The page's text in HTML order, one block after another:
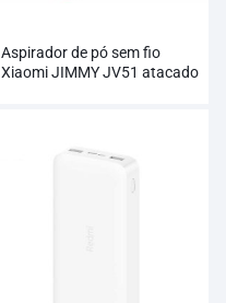
Aspirador de pó sem fio
Xiaomi JIMMY JV51 atacado